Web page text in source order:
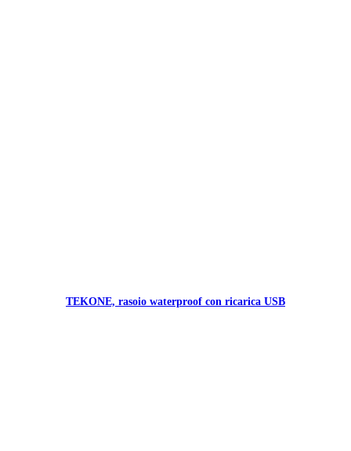
TEKONE, rasoio waterproof con ricarica USB